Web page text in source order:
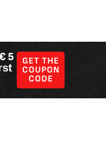
5
GET THE
COUPON
CODE